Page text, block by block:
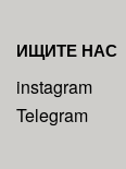
ИЩИТЕ НАС
instagram
Telegram